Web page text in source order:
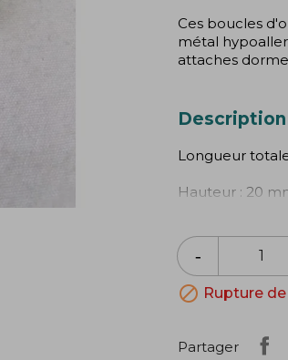
Ces boucles
métal
attaches
Description
Longueur
Hauteur : 20
conformément
 Rupture
Partager